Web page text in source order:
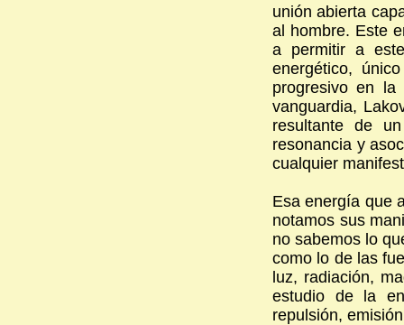
unión abierta
al hombre. Este
a permitir a
energético,
progresivo en la
vanguardia,
resultante de
resonancia y
cualquier
Esa energía que
notamos sus
no sabemos lo
como lo de las
luz, radiación,
estudio de la
repulsión,